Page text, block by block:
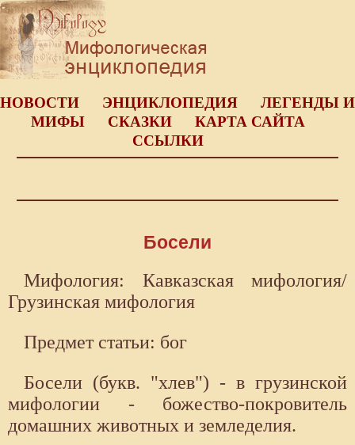
НОВОСТИ ЭНЦИКЛОПЕДИЯ
ЛЕГЕНДЫ И
МИФЫ
СКАЗКИ
КАРТА САЙТА
ССЫЛКИ
Босели
Мифология: Кавказская мифология/
Грузинская мифология
Предмет статьи: бог
Босели (букв. "хлев") - в грузинской
мифологии - божество-покровитель
домашних животных и земледелия.